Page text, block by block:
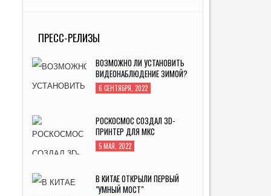
ПРЕСС-РЕЛИЗЫ
ВОЗМОЖНО ЛИ УСТАНОВИТЬ
ВИДЕОНАБЛЮДЕНИЕ ЗИМОЙ?
6 СЕНТЯБРЯ, 2022
РОСКОСМОС СОЗДАЛ 3D-
ПРИНТЕР ДЛЯ МКС
5 МАЯ, 2022
В КИТАЕ ОТКРЫЛИ ПЕРВЫЙ
"УМНЫЙ МОСТ"